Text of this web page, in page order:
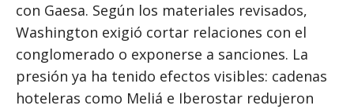
con Gaesa. Según los materiales revisados,
Washington exigió cortar relaciones con el
conglomerado o exponerse a sanciones. La
presión ya ha tenido efectos visibles: cadenas
hoteleras como Meliá e Iberostar redujeron